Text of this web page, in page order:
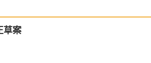
草案